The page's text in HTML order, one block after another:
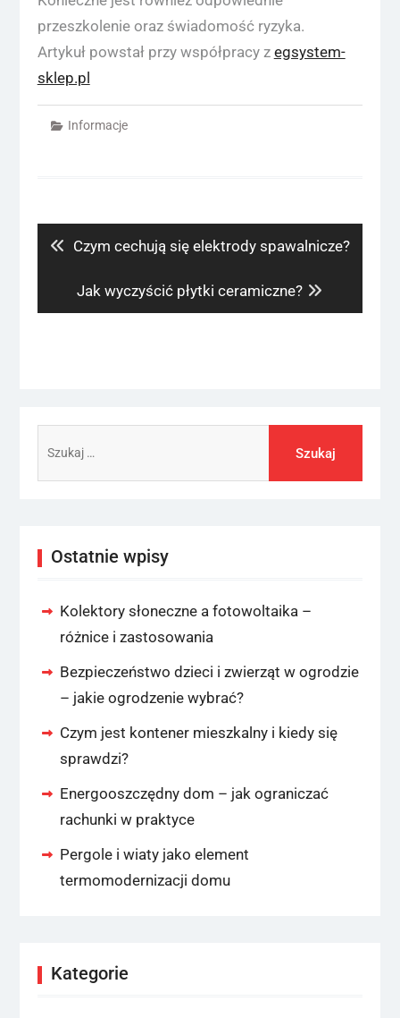
przeszkolenie oraz świadomość ryzyka.
Artykuł powstał przy współpracy z egsystem-
sklep.pl
Informacje
Previous
Czym cechują się elektrody spawalnicze?
Next
post:
Jak wyczyścić płytki ceramiczne?
Ostatnie wpisy
Kolektory słoneczne a fotowoltaika –
różnice i zastosowania
Bezpieczeństwo dzieci i zwierząt w ogrodzie
– jakie ogrodzenie wybrać?
Czym jest kontener mieszkalny i kiedy się
sprawdzi?
Energooszczędny dom – jak ograniczać
rachunki w praktyce
Pergole i wiaty jako element
termomodernizacji domu
Kategorie